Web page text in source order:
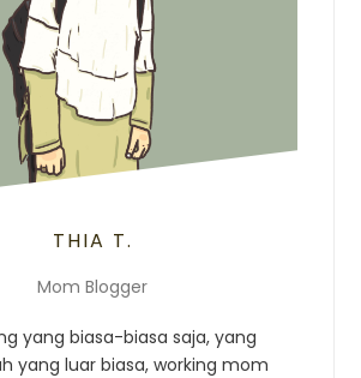
THIA T.
Mom Blogger
yang biasa-biasa saja, yang
yang luar biasa, working mom